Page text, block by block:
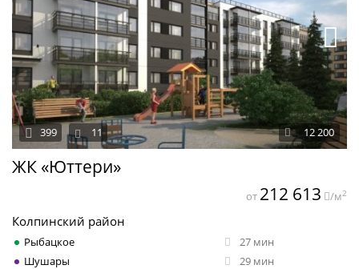
ЖК «Юттери»
12 200
399 11
Колпинский район
Рыбацкое
27 мин
Шушары
29 мин
от 212 613 /м2